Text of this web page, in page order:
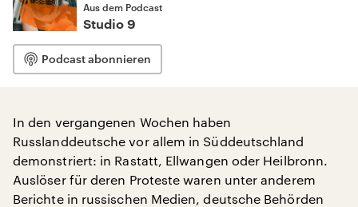
Aus dem Podcast
Studio 9
Podcast abonnieren
In den vergangenen Wochen haben
Russlanddeutsche vor allem in Süddeutschland
demonstriert: in Rastatt, Ellwangen oder Heilbronn.
Auslöser für deren Proteste waren unter anderem
Berichte in russischen Medien, deutsche Behörden